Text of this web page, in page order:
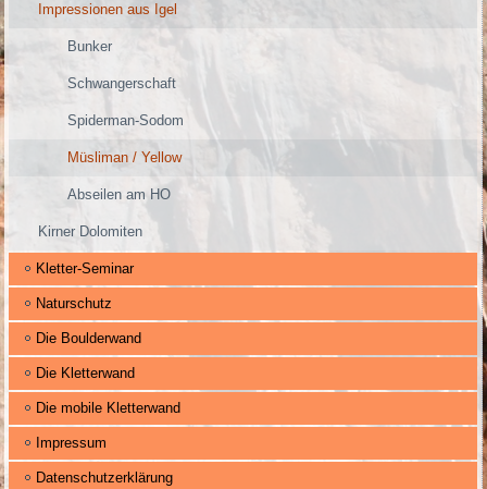
Impressionen aus Igel
Bunker
Schwangerschaft
Spiderman-Sodom
Müsliman / Yellow
Abseilen am HO
Kirner Dolomiten
Kletter-Seminar
Naturschutz
Die Boulderwand
Die Kletterwand
Die mobile Kletterwand
Impressum
Datenschutzerklärung